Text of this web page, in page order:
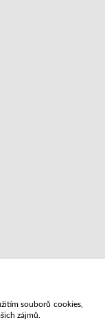
souborů cookies,
zájmů.